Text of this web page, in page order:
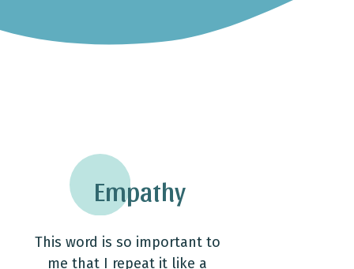
Empathy
This word is so important to
me that I repeat it like a